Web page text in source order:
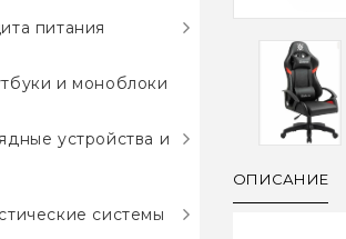
питания
и моноблоки
устройства и
системы
ОПИСАНИЕ